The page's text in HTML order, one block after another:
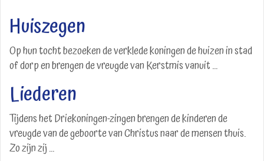
Huiszegen
Op hun tocht bezoeken de verklede koningen de huizen in stad
of dorp en brengen de vreugde van Kerstmis vanuit ...
Liederen
Tijdens het Driekoningen-zingen brengen de kinderen de
vreugde van de geboorte van Christus naar de mensen thuis.
Zo zijn zij ...